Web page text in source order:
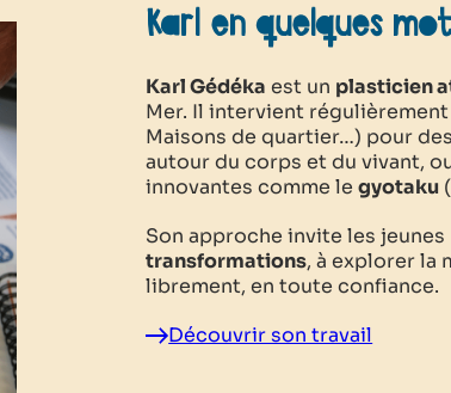
Karl en quelques
Karl Gédéka est un plasticien
Mer. Il intervient
Maisons de quartier…) pour
autour du corps et du vivant,
innovantes comme le gyotaku
Son approche invite les
transformations, à explorer la
librement, en toute confiance.
Découvrir son travail